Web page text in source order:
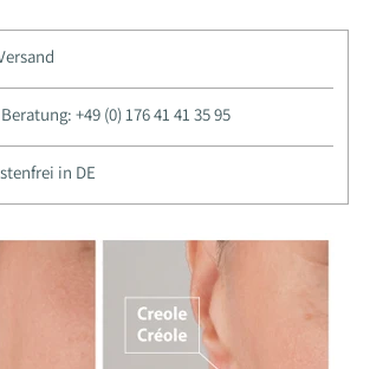
+49 (0) 176 41 41 35 95
in DE